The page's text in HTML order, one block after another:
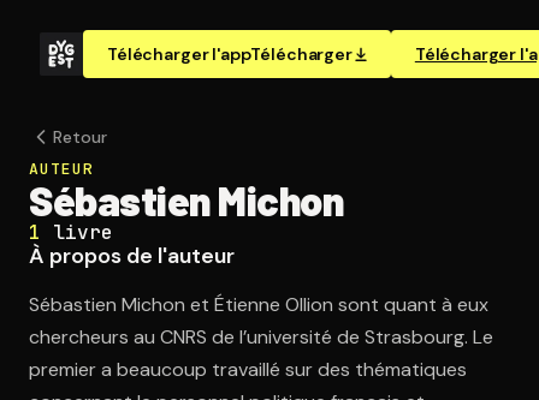
Télécharger l'appTélécharger Télécharger
Retour
AUTEUR
Sébastien Michon
1 livre
À propos de l'auteur
Sébastien Michon et Étienne Ollion sont quant à eux
chercheurs au CNRS de l’université de Strasbourg. Le
premier a beaucoup travaillé sur des thématiques